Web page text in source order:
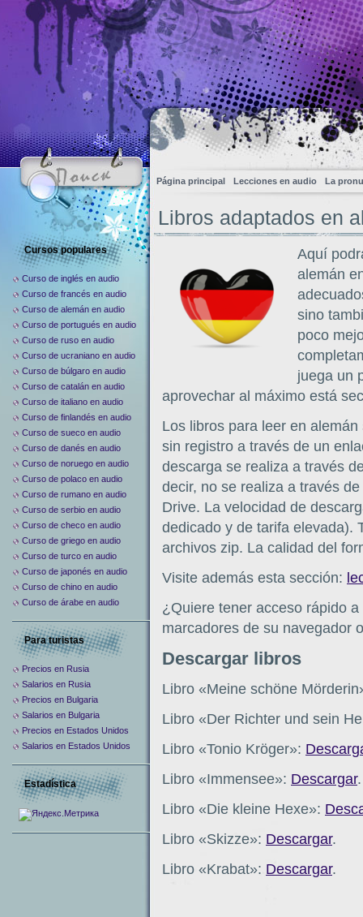
Página principal Lecciones en audio La
Libros adaptados en
Aquí
alemán
sino
poco
juega un
aprovechar al máximo está
Los libros para leer en
sin registro a través de un
descarga se realiza a través
decir, no se realiza a través
Drive. La velocidad de
dedicado y de tarifa elevada).
archivos zip. La calidad del
Visite además esta sección:
¿Quiere tener acceso rápido
marcadores de su navegador
Descargar libros
Libro «Meine schöne
Libro «Der Richter und sein
Libro «Tonio Kröger»:
Libro «Immensee»: Descargar.
Libro «Die kleine Hexe»:
Libro «Skizze»: Descargar.
Libro «Krabat»: Descargar.
Cursos populares
Curso de inglés en audio
Curso de francés en audio
Curso de alemán en audio
Curso de portugués en audio
Curso de ruso en audio
Curso de ucraniano en audio
Curso de búlgaro en audio
Curso de catalán en audio
Curso de italiano en audio
Curso de finlandés en audio
Curso de sueco en audio
Curso de danés en audio
Curso de noruego en audio
Curso de polaco en audio
Curso de rumano en audio
Curso de serbio en audio
Curso de checo en audio
Curso de griego en audio
Curso de turco en audio
Curso de japonés en audio
Curso de chino en audio
Curso de árabe en audio
Para turistas
Precios en Rusia
Salarios en Rusia
Precios en Bulgaria
Salarios en Bulgaria
Precios en Estados Unidos
Salarios en Estados Unidos
Estadística